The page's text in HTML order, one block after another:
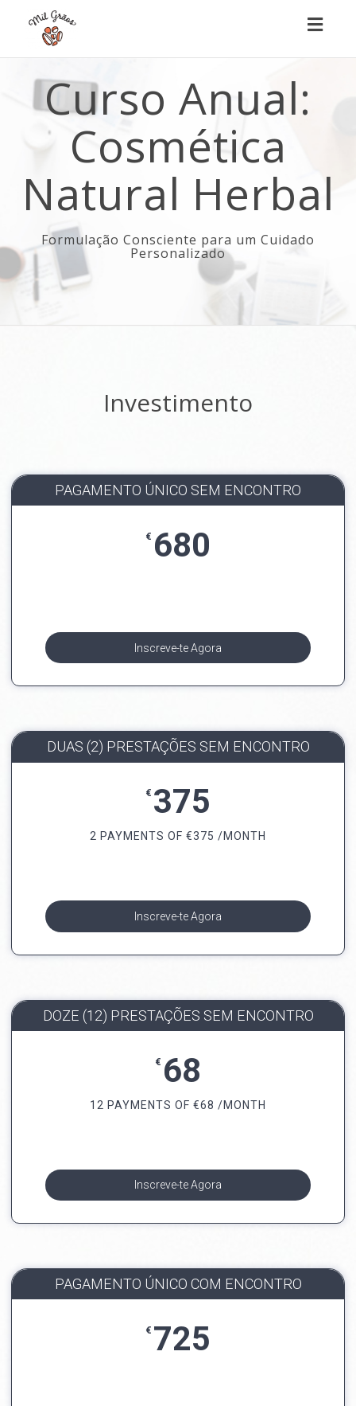
Curso Anual:
Cosmética
Natural Herbal
Formulação Consciente para um Cuidado
Personalizado
Investimento
PAGAMENTO ÚNICO SEM ENCONTRO
€ 680
Inscreve-te Agora
DUAS (2) PRESTAÇÕES SEM ENCONTRO
€ 375
2 PAYMENTS OF €375 /MONTH
Inscreve-te Agora
DOZE (12) PRESTAÇÕES SEM ENCONTRO
€ 68
12 PAYMENTS OF €68 /MONTH
Inscreve-te Agora
PAGAMENTO ÚNICO COM ENCONTRO
€ 725